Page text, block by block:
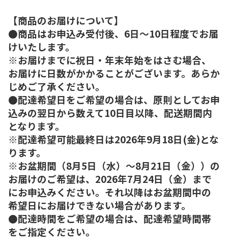
【商品のお届けについて】
●商品はお申込み受付後、6日～10日程度でお届
けいたします。
※お届けまでに祝日・年末年始をはさむ場合、
お届けに日数がかかることがございます。あらか
じめご了承ください。
●配達希望日をご希望の場合は、原則としてお申
込みの翌日から数えて10日目以降、配送期間内
となります。
※配達希望可能最終日は2026年9月18日(金)とな
ります。
※お盆期間（8月5日（水）～8月21日（金））の
お届けのご希望は、2026年7月24日（金）まで
にお申込みください。それ以降はお盆期間中の
希望日にお届けできない場合があります。
●配達時間をご希望の場合は、配達希望時間帯
をご指定ください。